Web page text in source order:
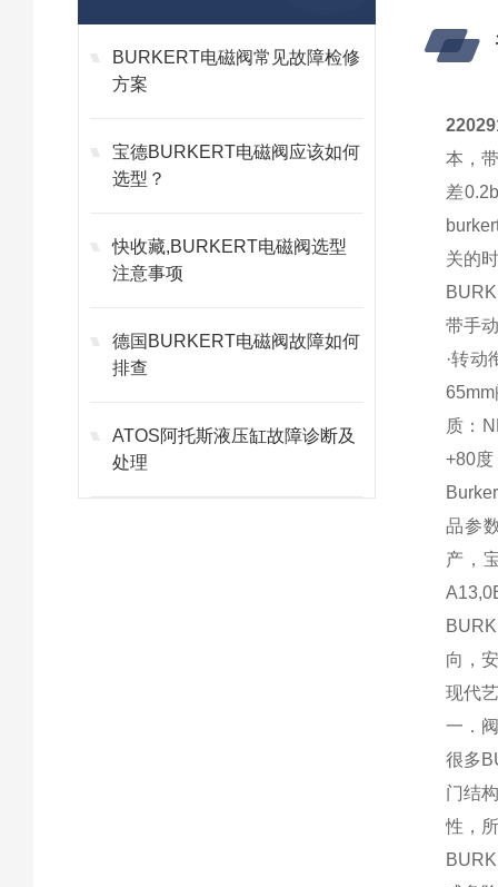
BURKERT电磁阀常见故障检修
方案
宝德BURKERT电磁阀应该如何
选型？
快收藏,BURKERT电磁阀选型
注意事项
德国BURKERT电磁阀故障如何
排查
ATOS阿托斯液压缸故障诊断及
处理
本，
差
关的
带手
·转动
质：
+80
品参
产，
向，
现代
一．
很多
门结
性，